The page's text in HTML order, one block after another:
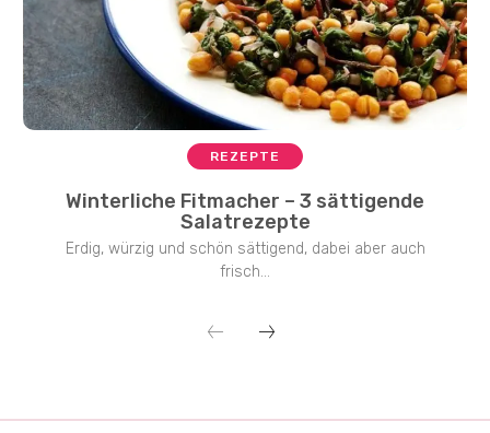
REZEPTE
Winterliche Fitmacher – 3 sättigende
Salatrezepte
Erdig, würzig und schön sättigend, dabei aber auch
frisch...